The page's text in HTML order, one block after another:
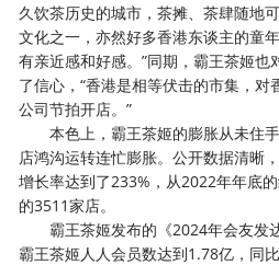
久饮茶历史的城市，茶摊、茶肆随地
文化之一，亦然好多香港东谈主的童
有亲近感和好感。”同期，霸王茶姬
了信心，“香港是相等伏击的市集，
公司节拍开店。”
本色上，霸王茶姬的膨胀从未住
店鸿沟运转连忙膨胀。公开数据清晰
增长率达到了233%，从2022年年底
的3511家店。
霸王茶姬发布的《2024年会友发
霸王茶姬人人会员数达到1.78亿，同